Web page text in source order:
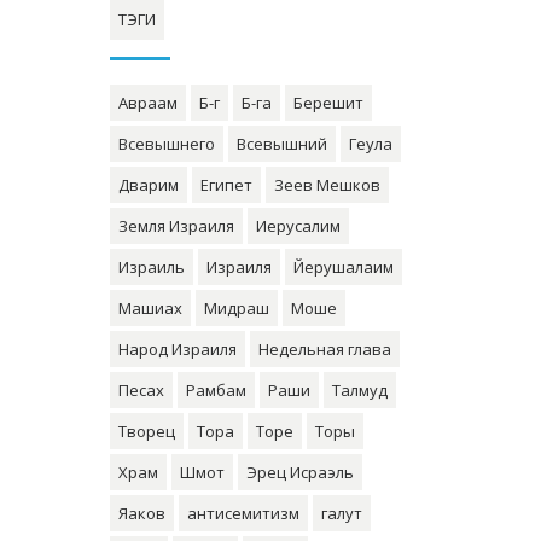
ТЭГИ
Авраам Б-г Б-га
Берешит
Всевышнего
Всевышний
Геула
Дварим
Египет
Зеев Мешков
Земля Израиля
Иерусалим
Израиль
Израиля
Йерушалаим
Машиах
Мидраш
Моше
Народ Израиля
Недельная глава
Песах
Рамбам Раши
Талмуд
Творец
Тора Торе
Торы
Храм
Шмот
Эрец Исраэль
Яаков
антисемитизм галут